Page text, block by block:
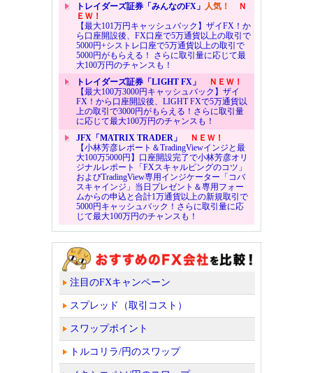
トレイダーズ証券「みんなのFX」 人気！
Ｎ
ＥＷ！
【最大101万円キャッシュバック】ザイFX！か
ら口座開設後、FX口座で5万通貨以上の取引で
5000円+シストレ口座で5万通貨以上の取引で
5000円がもらえる！ さらに取引量に応じて最
大100万円のチャンスも！
トレイダーズ証券「LIGHT FX」
ＮＥＷ！
【最大100万3000円キャッシュバック】ザイ
FX！から口座開設後、LIGHT FXで5万通貨以
上の取引で3000円がもらえる！さらに取引量
に応じて最大100万円のチャンスも！
JFX「MATRIX TRADER」
ＮＥＷ！
【小林芳彦レポート＆TradingViewインジと最
大100万5000円】口座開設完了で小林芳彦オリ
ジナルレポート「FXスキャルピングのコツ」
およびTradingView専用インジケーター「コバ
スキャインジ」当日プレゼント＆専用フォー
ムからの申込と合計1万通貨以上の新規取引で
5000円キャッシュバック！さらに取引量に応
じて最大100万円のチャンスも！
注目のFXキャンペーン
スプレッド（取引コスト）
スワップポイント
トルコリラ/円のスワップ